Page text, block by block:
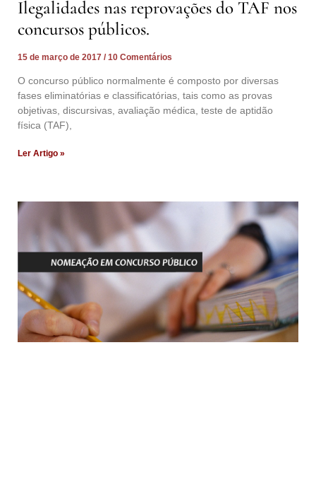
Ilegalidades nas reprovações do TAF nos
concursos públicos.
15 de março de 2017 10 Comentários
O concurso público normalmente é composto por diversas
fases eliminatórias e classificatórias, tais como as provas
objetivas, discursivas, avaliação médica, teste de aptidão
física (TAF),
Ler Artigo »